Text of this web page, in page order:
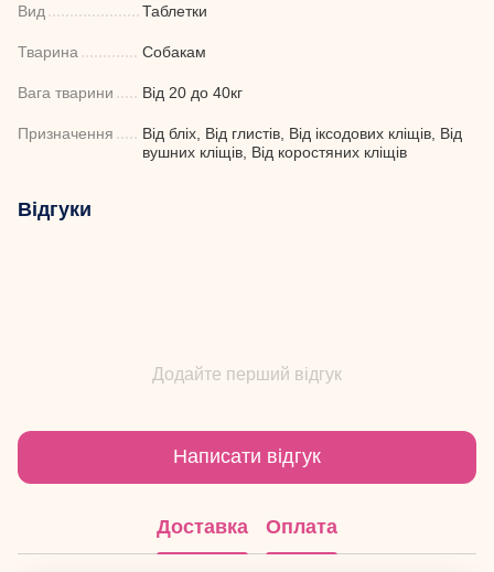
Вид Таблетки
Тварина Собакам
Вага тварини Від 20 до 40кг
Призначення
Від бліх, Від глистів, Від іксодових кліщів, Від
вушних кліщів, Від коростяних кліщів
Відгуки
Додайте перший відгук
Написати відгук
Доставка Оплата